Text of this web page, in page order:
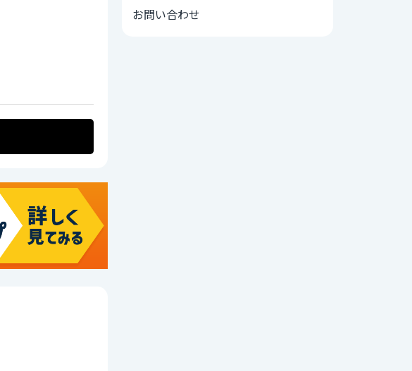
お問い合わせ